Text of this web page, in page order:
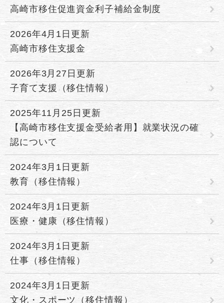
高崎市移住促進資金利子補給金制度
2026年4月1日更新
高崎市移住支援金
2026年3月27日更新
子育て支援（移住情報）
2025年11月25日更新
【高崎市移住支援金受給者用】就業状況の確
認について
2024年3月1日更新
教育（移住情報）
2024年3月1日更新
医療・健康（移住情報）
2024年3月1日更新
仕事（移住情報）
2024年3月1日更新
文化・スポーツ（移住情報）